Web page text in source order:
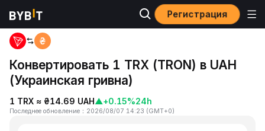
Регистрация
Главная
Конвертировать 1 TRX (TRON) в UAH
(Украинская гривна)
1 TRX ≈ ₴14.69 UAH▲+0.15%24h
Последнее обновление ： 2026/08/07 14:23 (GMT+0)